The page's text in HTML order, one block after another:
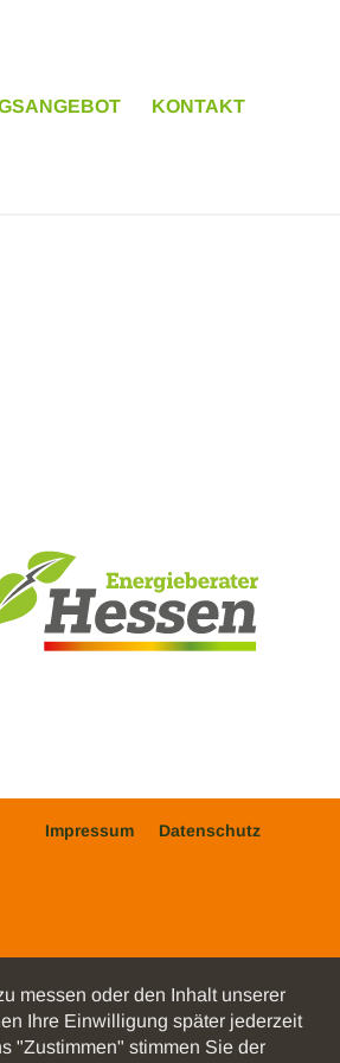
KONTAKT
Impressum Datenschutz
messen oder den Inhalt unserer
Ihre Einwilligung später jederzeit
"Zustimmen" stimmen Sie der